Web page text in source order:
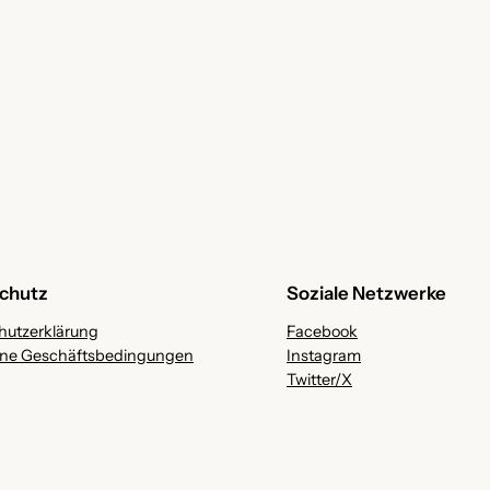
Geschäftsbedingungen
Soziale Netzwerke
Facebook
Instagram
Twitter/X